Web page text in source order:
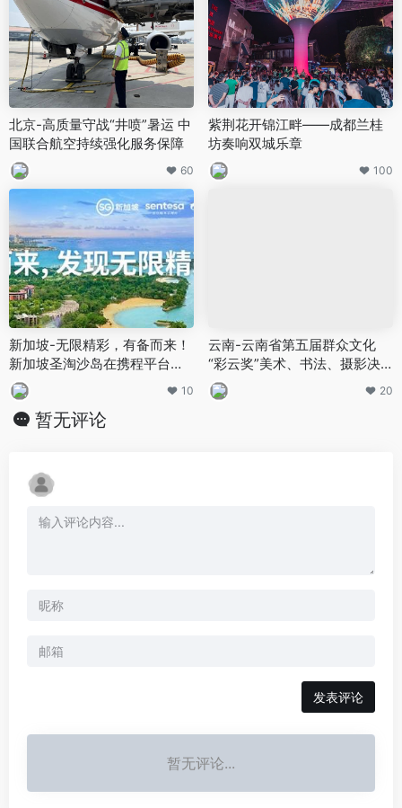
北京-高质量守战“井喷”暑运 中
国联合航空持续强化服务保障
60
紫荆花开锦江畔——成都兰桂
坊奏响双城乐章
100
新加坡-无限精彩，有备而来！
新加坡圣淘沙岛在携程平台上
线品牌专区
10
云南-云南省第五届群众文化
“彩云奖”美术、书法、摄影决
赛展览开展
20
暂无评论
发表评论
暂无评论...